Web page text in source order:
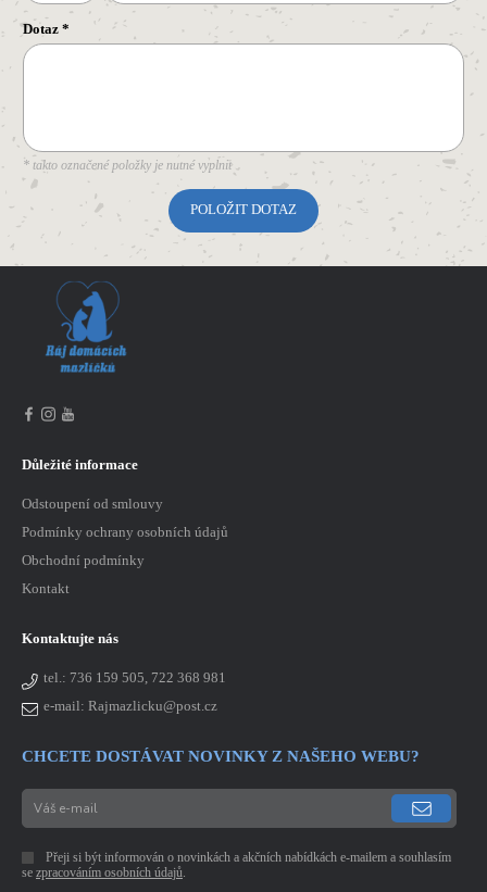
Dotaz *
* takto označené položky je nutné vyplnit
Důležité informace
Odstoupení od smlouvy
Podmínky ochrany osobních údajů
Obchodní podmínky
Kontakt
Kontaktujte nás
tel.: 736 159 505, 722 368 981
e-mail: Rajmazlicku@post.cz
CHCETE DOSTÁVAT NOVINKY Z NAŠEHO WEBU?
Přeji si být informován o novinkách a akčních nabídkách e-mailem a souhlasím
se zpracováním osobních údajů